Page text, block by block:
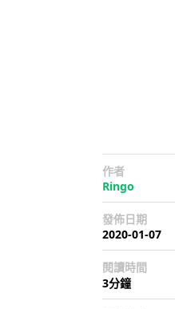
作者
Ringo
發佈日期
2020-01-07
閱讀時間
3分鐘